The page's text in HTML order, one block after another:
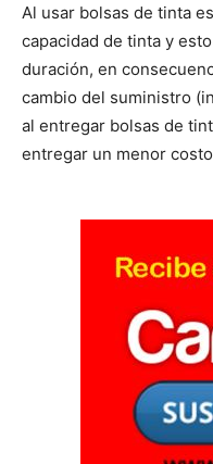
Al usar bolsas de tinta
capacidad de tinta y
duración, en
cambio del suministro
al entregar bolsas de
entregar un menor